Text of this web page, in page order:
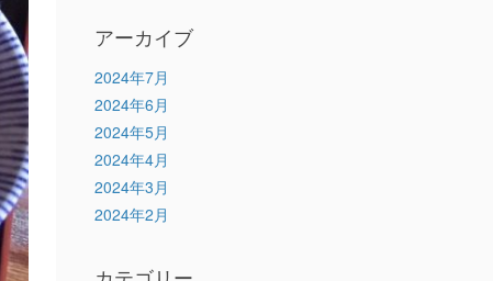
アーカイブ
2024年7月
2024年6月
2024年5月
2024年4月
2024年3月
2024年2月